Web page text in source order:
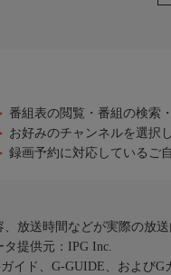
番組表の閲覧・番組の検索
お好みのチャンネルを選択
録画予約に対応しているご
、放送時間などが実際の放
タ提供元：IPG Inc.
イド、G-GUIDE、および